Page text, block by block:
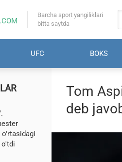
.COM
Barcha sport yangiliklari
bitta saytda
UFC BOKS
o'rtasidagi
Tom
deb